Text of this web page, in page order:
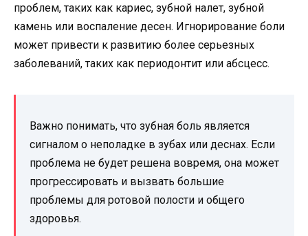
проблем, таких как кариес, зубной налет, зубной
камень или воспаление десен. Игнорирование боли
может привести к развитию более серьезных
заболеваний, таких как периодонтит или абсцесс.
Важно понимать, что зубная боль является
сигналом о неполадке в зубах или деснах. Если
проблема не будет решена вовремя, она может
прогрессировать и вызвать большие
проблемы для ротовой полости и общего
здоровья.